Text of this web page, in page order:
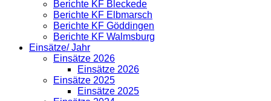
Berichte KF Bleckede
Berichte KF Elbmarsch
Berichte KF Göddingen
Berichte KF Walmsburg
Einsätze/ Jahr
Einsätze 2026
Einsätze 2026
Einsätze 2025
Einsätze 2025